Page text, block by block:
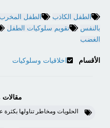
الطفل الكاذب الطفل المخرب
بالنفس
تقويم سلوكيات الطفل
الغضب
الأقسام اخلاقيات وسلوكيات
الحلويات ومخاطر تناولها